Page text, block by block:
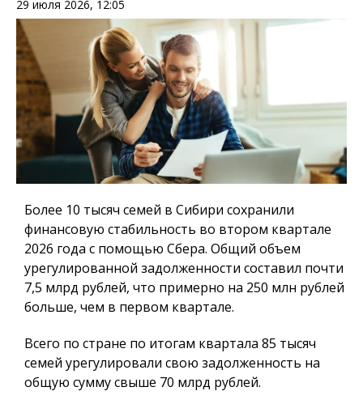
29 июля 2026, 12:05
Более 10 тысяч семей в Сибири сохранили
финансовую стабильность во втором квартале
2026 года с помощью Сбера. Общий объем
урегулированной задолженности составил почти
7,5 млрд рублей, что примерно на 250 млн рублей
больше, чем в первом квартале.
Всего по стране по итогам квартала 85 тысяч
семей урегулировали свою задолженность на
общую сумму свыше 70 млрд рублей.